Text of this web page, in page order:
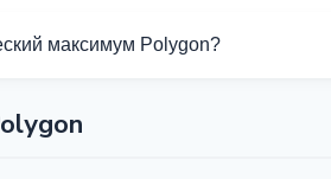
максимум Polygon?